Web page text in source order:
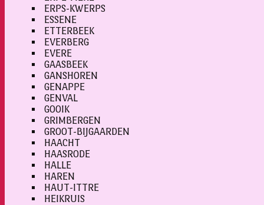
ERPS-KWERPS
ESSENE
ETTERBEEK
EVERBERG
EVERE
GAASBEEK
GANSHOREN
GENAPPE
GENVAL
GOOIK
GRIMBERGEN
GROOT-BIJGAARDEN
HAACHT
HAASRODE
HALLE
HAREN
HAUT-ITTRE
HEIKRUIS